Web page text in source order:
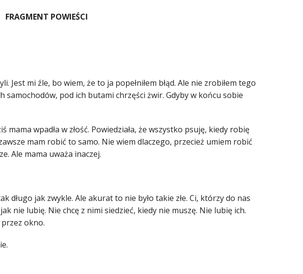
FRAGMENT POWIEŚCI
Jest mi źle, bo wiem, że to ja popełniłem błąd. Ale nie zrobiłem tego
samochodów, pod ich butami chrzęści żwir. Gdyby w końcu sobie
mama wpadła w złość. Powiedziała, że wszystko psuję, kiedy robię
mam robić to samo. Nie wiem dlaczego, przecież umiem robić
Ale mama uważa inaczej.
jak zwykle. Ale akurat to nie było takie złe. Ci, którzy do nas
nie lubię. Nie chcę z nimi siedzieć, kiedy nie muszę. Nie lubię ich.
okno.